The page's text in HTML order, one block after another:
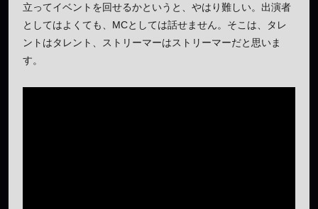
立ってイベントを回せるかというと、やはり難しい。出演者
としてはよくても、MCとしては話せません。そこは、タレ
ントはタレント、ストリーマーはストリーマーだと思いま
す。